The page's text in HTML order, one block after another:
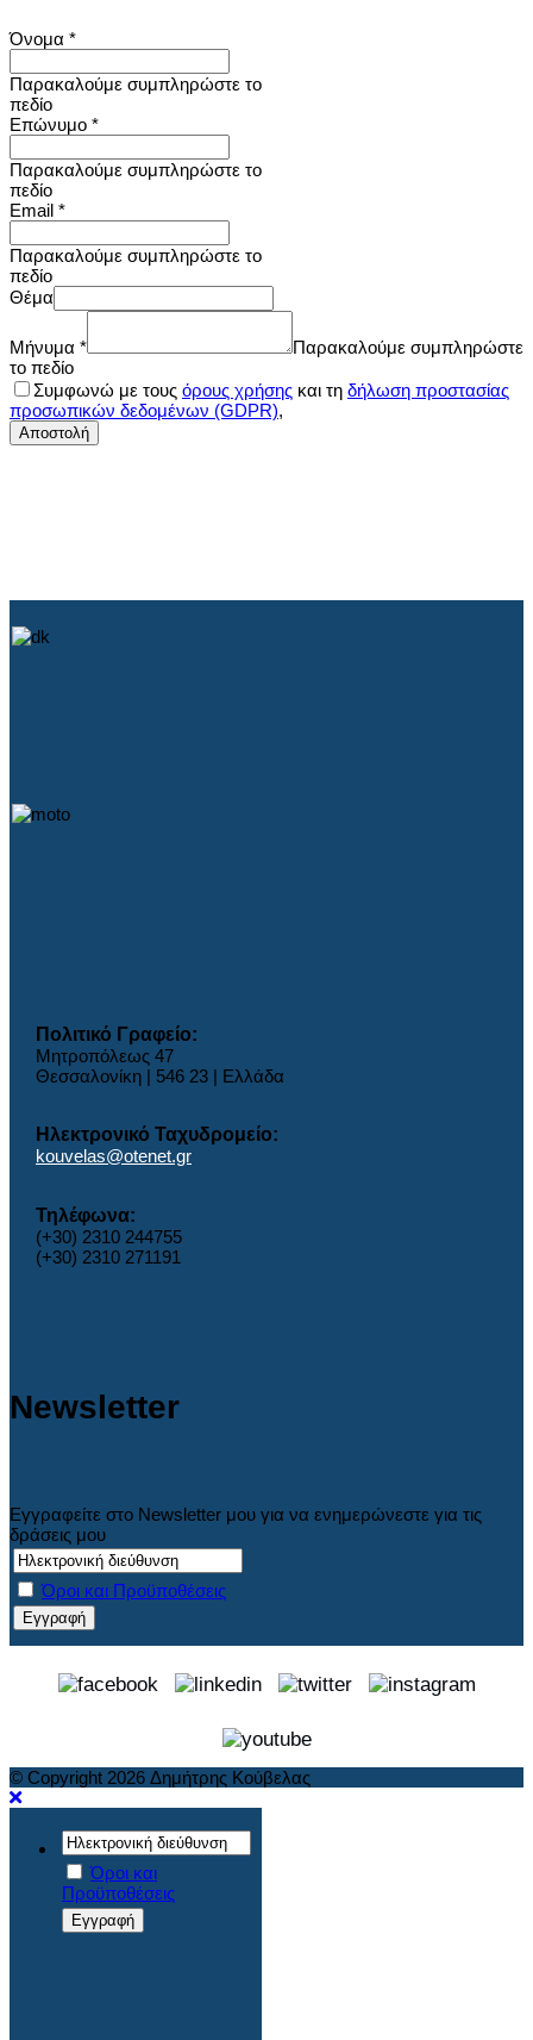
Όνομα *
Παρακαλούμε συμπληρώστε το
πεδίο
Επώνυμο *
Παρακαλούμε συμπληρώστε το
πεδίο
Email *
Παρακαλούμε συμπληρώστε το
πεδίο
Θέμα
Μήνυμα *
Παρακαλούμε συμπληρώστε
το πεδίο
Συμφωνώ με τους όρους χρήσης και τη δήλωση προστασίας
προσωπικών δεδομένων (GDPR),
Αποστολή
Πολιτικό Γραφείο:
Μητροπόλεως 47
Θεσσαλονίκη | 546 23 | Ελλάδα
Ηλεκτρονικό Ταχυδρομείο:
kouvelas@otenet.gr
Τηλέφωνα:
(+30) 2310 244755
(+30) 2310 271191
Newsletter
Εγγραφείτε στο Newsletter μου για να ενημερώνεστε για τις
δράσεις μου
Όροι και Προϋποθέσεις
© Copyright 2026 Δημήτρης Κούβελας
Όροι και
Προϋποθέσεις